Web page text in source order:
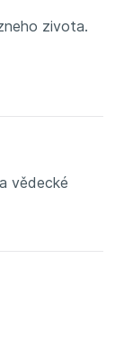
zivota.
vědecké